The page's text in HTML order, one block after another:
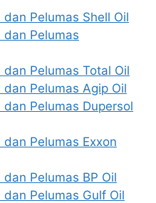
Pelumas Shell Oil
dan Pelumas
Pelumas Total Oil
Pelumas Agip Oil
Pelumas Dupersol
Pelumas Exxon
Pelumas BP Oil
Pelumas Gulf Oil